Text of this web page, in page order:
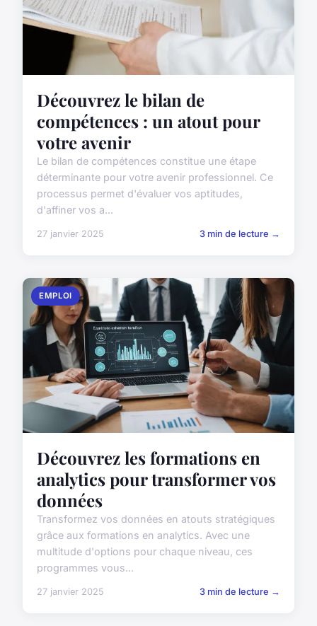
Découvrez le bilan de
compétences : un atout pour
votre avenir
Le bilan de compétences constitue une étape
déterminante pour votre avenir professionnel. Ce
processus permet d'évaluer vos aptitudes,
d'affiner vos a...
27 janvier 2025 3 min de lecture →
EMPLOI
Découvrez les formations en
analytics pour transformer vos
données
Transformez vos données en atouts stratégiques
grâce aux formations en analytics. Avec une
multitude d'options pour chaque niveau, ces
programmes vous...
27 janvier 2025 3 min de lecture →